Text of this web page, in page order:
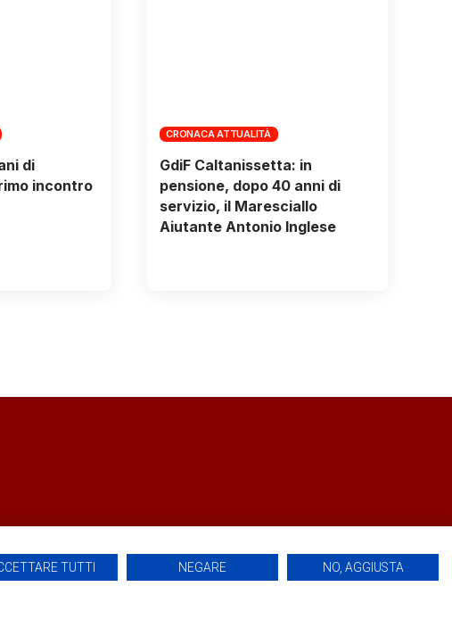
di
incontro
CRONACA ATTUALITÀ
GdiF Caltanissetta: in
pensione, dopo 40 anni di
servizio, il Maresciallo
Aiutante Antonio Inglese
17/07/2024 | Realizzato da
TUTTI NEGARE NO, AGGIUSTA